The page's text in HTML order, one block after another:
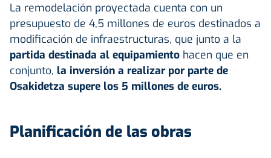
La remodelación proyectada cuenta con un
presupuesto de 4,5 millones de euros destinados a
modificación de infraestructuras, que junto a la
partida destinada al equipamiento hacen que en
conjunto, la inversión a realizar por parte de
Osakidetza supere los 5 millones de euros.
Planificación de las obras